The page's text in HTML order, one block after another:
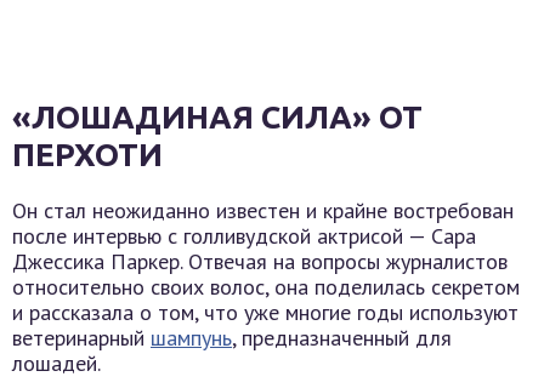
«ЛОШАДИНАЯ СИЛА» ОТ
ПЕРХОТИ
Он стал неожиданно известен и крайне востребован
после интервью с голливудской актрисой — Сара
Джессика Паркер. Отвечая на вопросы журналистов
относительно своих волос, она поделилась секретом
и рассказала о том, что уже многие годы используют
ветеринарный шампунь, предназначенный для
лошадей.